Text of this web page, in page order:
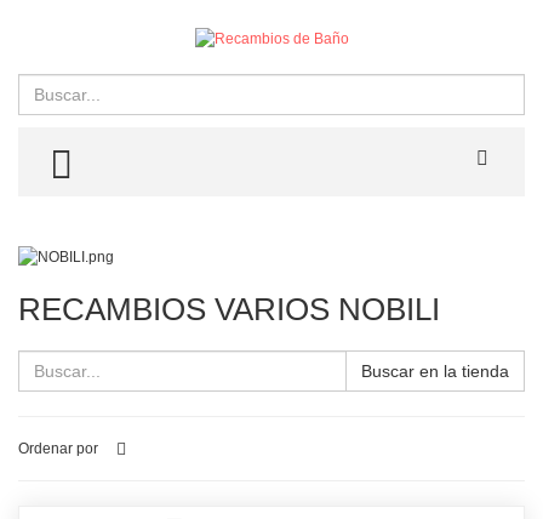
TOGGLE MENU
RECAMBIOS VARIOS NOBILI
Buscar en la tienda
Ordenar por